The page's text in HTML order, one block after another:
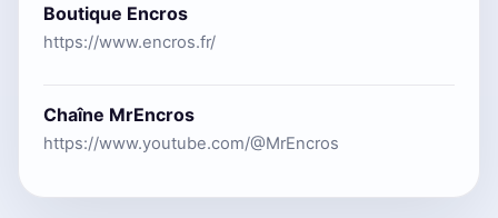
Boutique Encros
https://www.encros.fr/
Chaîne MrEncros
https://www.youtube.com/@MrEncros